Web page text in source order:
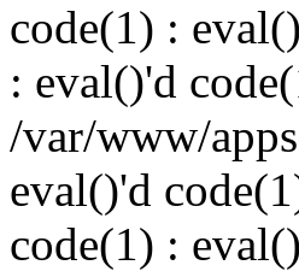
code(1) :
: eval()'d
/var/www/
eval()'d
code(1) :